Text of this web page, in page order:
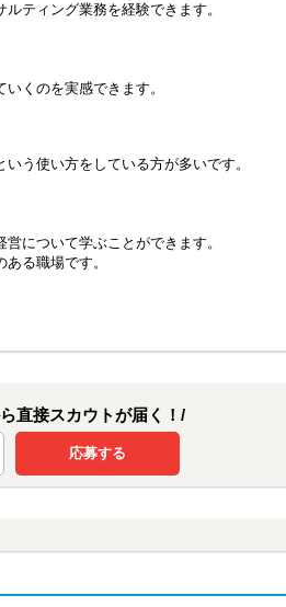
ティング業務を経験できます。
くのを実感できます。
う使い方をしている方が多いです。
について学ぶことができます。
る職場です。
直接スカウトが届く！/
応募する